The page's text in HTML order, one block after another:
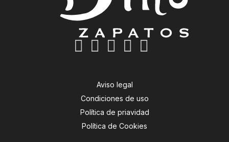
Aviso legal
Condiciones de uso
Política de priavidad
Política de Cookies